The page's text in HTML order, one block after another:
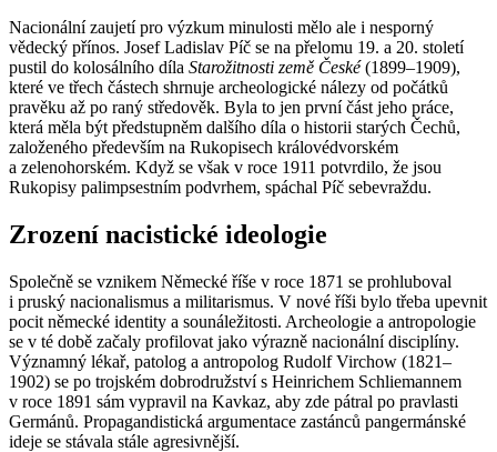
Nacionální zaujetí pro výzkum minulosti mělo ale i nesporný
vědecký přínos. Josef Ladislav Píč se na přelomu 19. a 20. století
pustil do kolosálního díla Starožitnosti země České(1899–1909),
které ve třech částech shrnuje archeologické nálezy od počátků
pravěku až po raný středověk. Byla to jen první část jeho práce,
která měla být předstupněm dalšího díla o historii starých Čechů,
založeného především na Rukopisech královédvorském
a zelenohorském. Když se však v roce 1911 potvrdilo, že jsou
Rukopisy palimpsestním podvrhem, spáchal Píč sebevraždu.
Zrození nacistické ideologie
Společně se vznikem Německé říše v roce 1871 se prohluboval
i pruský nacionalismus a militarismus. V nové říši bylo třeba upevnit
pocit německé identity a sounáležitosti. Archeologie a antropologie
se v té době začaly profilovat jako výrazně nacionální disciplíny.
Významný lékař, patolog a antropolog Rudolf Virchow (1821–
1902) se po trojském dobrodružství s Heinrichem Schliemannem
v roce 1891 sám vypravil na Kavkaz, aby zde pátral po pravlasti
Germánů. Propagandistická argumentace zastánců pangermánské
ideje se stávala stále agresivnější.